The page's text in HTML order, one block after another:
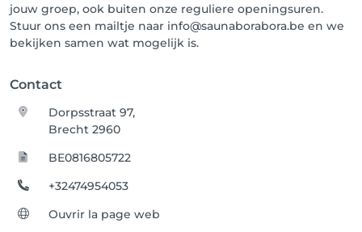
jouw groep, ook buiten onze reguliere openingsuren.
Stuur ons een mailtje naar info@saunaborabora.be en we
bekijken samen wat mogelijk is.
Contact
Dorpsstraat 97,
Brecht 2960
BE0816805722
+32474954053
Ouvrir la page web